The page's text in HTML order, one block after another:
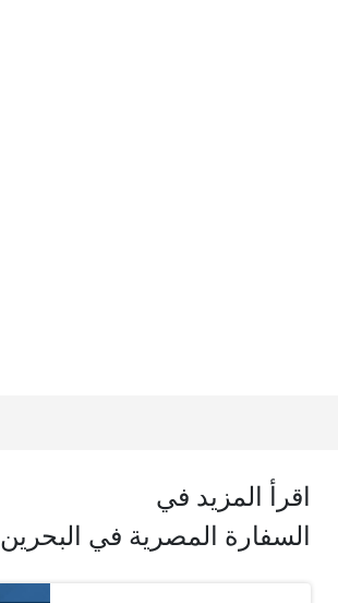
اقرأ المزيد في
السفارة المصرية في البحرين